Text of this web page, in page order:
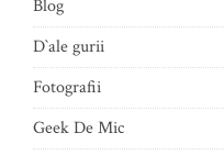
Blog
D`ale gurii
Fotografii
Geek De Mic